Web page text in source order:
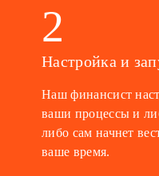
2
Настройка и
Наш финансист
ваши процессы и
либо сам начнет
ваше время.